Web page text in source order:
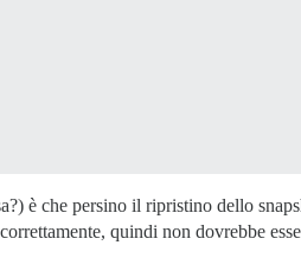
è che persino il ripristino dello
quindi non dovrebbe